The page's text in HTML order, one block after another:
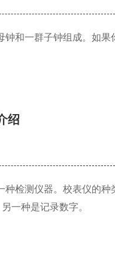
钟和一群子钟组成。如
绍
检测仪器。校表仪的
一种是记录数字。